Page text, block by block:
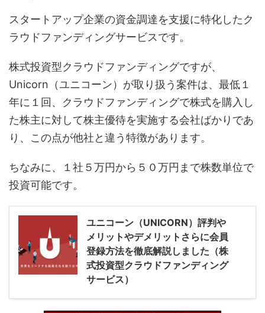
スタートアップ企業の資金調達を支援に特化したク
ラウドファンディングサービスです。
株式投資型クラウドファンディングですが、
Unicorn（ユニコーン）が取り扱う案件は、最低１
年に１回、クラウドファンディングで株式を購入し
た株主に対して株主優待を実施する会社ばかりであ
り、この点が他社と違う特徴があります。
ちなみに、１社５万円から５０万円まで株数単位で
投資可能です。
ユニコーン（UNICORN）評判や
メリットやデメリットさらに会員
登録方法を徹底解説しました（株
式投資型クラウドファンディング
サービス）